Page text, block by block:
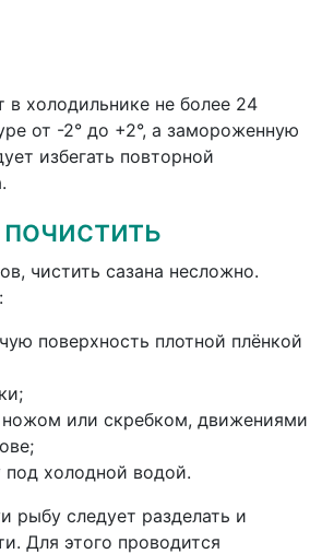
холодильнике не более 24
от -2° до +2°, а замороженную
избегать повторной
чистить сазана несложно.
поверхность плотной плёнкой
или скребком, движениями
холодной водой.
рыбу следует разделать и
Для этого проводится